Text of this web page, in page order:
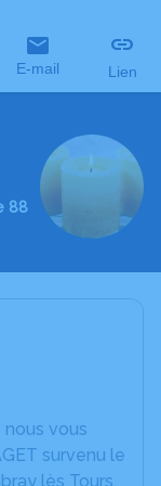
E-mail Lien
88
nous vous
survenu le
lès Tours.